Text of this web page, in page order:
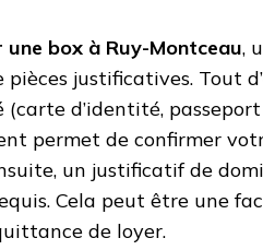
une box à Ruy-Montceau,
pièces justificatives. Tout
d’identité,
permet de confirmer
un justificatif de
Cela peut être une
de loyer.